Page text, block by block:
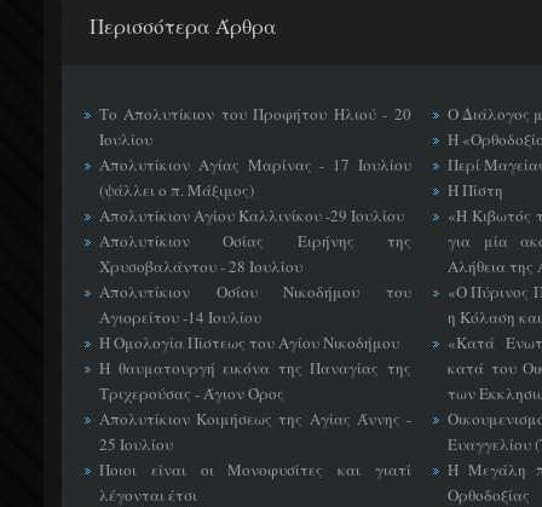
Περισσότερα Άρθρα
Το Απολυτίκιον του Προφήτου Ηλιού - 20
Ιουλίου
Απολυτίκιον Αγίας Μαρίνας - 17 Ιουλίου
(ψάλλει ο π. Μάξιμος)
Απολυτίκιον Αγίου Καλλινίκου -29 Ιουλίου
Απολυτίκιον Οσίας Ειρήνης της
Χρυσοβαλάντου - 28 Ιουλίου
Απολυτίκιον Οσίου Νικοδήμου του
Αγιορείτου -14 Ιουλίου
Η Ομολογία Πίστεως του Αγίου Νικοδήμου
Η θαυματουργή εικόνα της Παναγίας της
Τριχερούσας - Άγιον Όρος
Απολυτίκιον Κοιμήσεως της Αγίας Άννης -
25 Ιουλίου
Ποιοι είναι οι Μονοφυσίτες και γιατί
λέγονται έτσι
Ο Διάλογος
Η
Περί
Η Πίστη
«H Κιβωτός
για μία
Αλήθεια της
«Ο Πύρινος
η Κόλαση
«Κατά
κατά του
των
Ευαγγελίου
Η Μεγάλη
Ορθοδοξίας